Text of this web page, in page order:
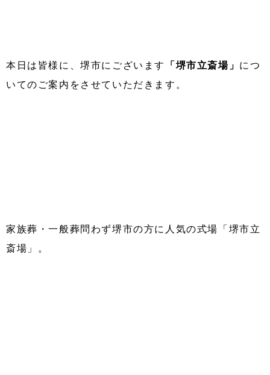
本日は皆様に、堺市にございます 「堺市立斎場」 につ
いてのご案内をさせていただきます。
家族葬・一般葬問わず堺市の方に人気の式場「堺市立
斎場」。